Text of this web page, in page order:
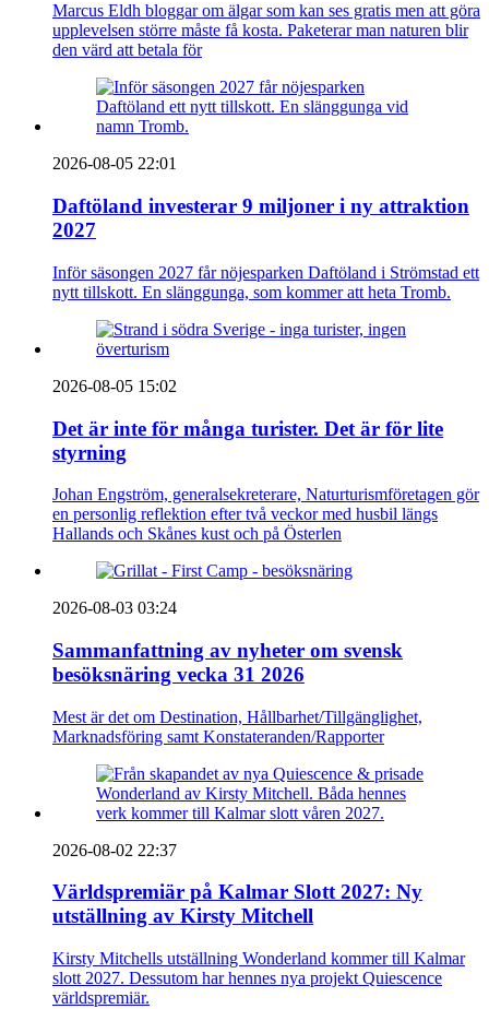
Marcus Eldh bloggar om älgar som kan ses gratis men att göra
upplevelsen större måste få kosta. Paketerar man naturen blir
den värd att betala för
2026-08-05 22:01
Daftöland investerar 9 miljoner i ny attraktion
2027
Inför säsongen 2027 får nöjesparken Daftöland i Strömstad ett
nytt tillskott. En slänggunga, som kommer att heta Tromb.
2026-08-05 15:02
Det är inte för många turister. Det är för lite
styrning
Johan Engström, generalsekreterare, Naturturismföretagen gör
en personlig reflektion efter två veckor med husbil längs
Hallands och Skånes kust och på Österlen
2026-08-03 03:24
Sammanfattning av nyheter om svensk
besöksnäring vecka 31 2026
Mest är det om Destination, Hållbarhet/Tillgänglighet,
Marknadsföring samt Konstateranden/Rapporter
2026-08-02 22:37
Världspremiär på Kalmar Slott 2027: Ny
utställning av Kirsty Mitchell
Kirsty Mitchells utställning Wonderland kommer till Kalmar
slott 2027. Dessutom har hennes nya projekt Quiescence
världspremiär.